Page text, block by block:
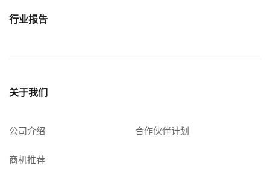
行业报告
关于我们
公司介绍 合作伙伴计划
商机推荐